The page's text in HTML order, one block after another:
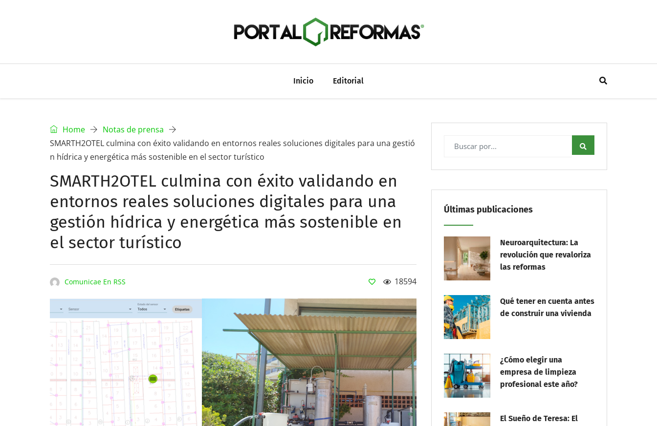
Inicio Editorial
Home
Notas de prensa
SMARTH2OTEL culmina con éxito validando en entornos reales soluciones digitales para una gestió
n hídrica y energética más sostenible en el sector turístico
SMARTH2OTEL culmina con éxito validando en
entornos reales soluciones digitales para una
gestión hídrica y energética más sostenible en
el sector turístico
Comunicae En RSS 18594
Últimas publicaciones
Neuroarquitectura: La
revolución que revaloriza
las reformas
Qué tener en cuenta antes
de construir una vivienda
¿Cómo elegir una
empresa de limpieza
profesional este año?
El Sueño de Teresa: El